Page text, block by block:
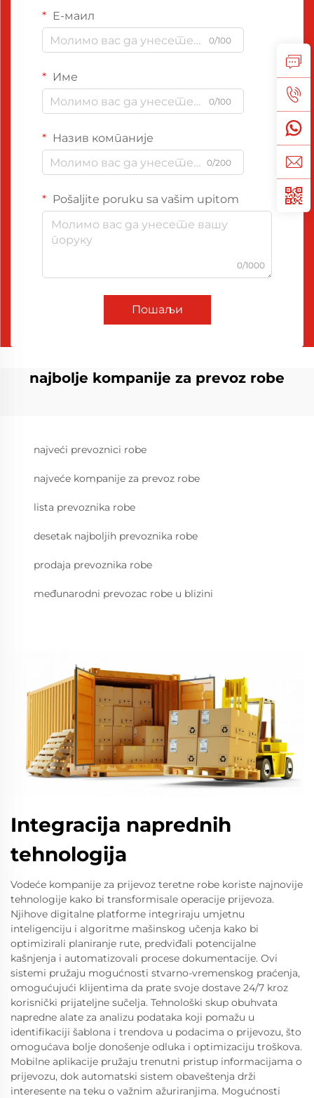
Е-маил
0/100
Име
0/100
Назив компаније
0/200
Pošaljite poruku sa vašim upitom
0/1000
Пошаљи
najbolje kompanije za prevoz robe
najveći prevoznici robe
najveće kompanije za prevoz robe
lista prevoznika robe
desetak najboljih prevoznika robe
prodaja prevoznika robe
međunarodni prevozac robe u blizini
Integracija naprednih
tehnologija
Vodeće kompanije za prijevoz teretne robe koriste najnovije
tehnologije kako bi transformisale operacije prijevoza.
Njihove digitalne platforme integriraju umjetnu
inteligenciju i algoritme mašinskog učenja kako bi
optimizirali planiranje rute, predviđali potencijalne
kašnjenja i automatizovali procese dokumentacije. Ovi
sistemi pružaju mogućnosti stvarno-vremenskog praćenja,
omogućujući klijentima da prate svoje dostave 24/7 kroz
korisnički prijateljne sučelja. Tehnološki skup obuhvata
napredne alate za analizu podataka koji pomažu u
identifikaciji šablona i trendova u podacima o prijevozu, što
omogućava bolje donošenje odluka i optimizaciju troškova.
Mobilne aplikacije pružaju trenutni pristup informacijama o
prijevozu, dok automatski sistem obaveštenja drži
interesente na teku o važnim ažuriranjima. Mogućnosti